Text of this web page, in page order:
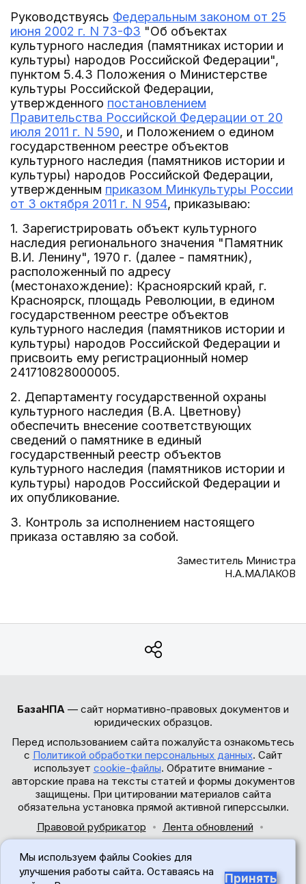
Руководствуясь Федеральным законом от 25
июня 2002 г. N 73-ФЗ "Об объектах
культурного наследия (памятниках истории и
культуры) народов Российской Федерации",
пунктом 5.4.3 Положения о Министерстве
культуры Российской Федерации,
утвержденного постановлением
Правительства Российской Федерации от 20
июля 2011 г. N 590, и Положением о едином
государственном реестре объектов
культурного наследия (памятников истории и
культуры) народов Российской Федерации,
утвержденным приказом Минкультуры России
от 3 октября 2011 г. N 954, приказываю:
1. Зарегистрировать объект культурного
наследия регионального значения "Памятник
В.И. Ленину", 1970 г. (далее - памятник),
расположенный по адресу
(местонахождение): Красноярский край, г.
Красноярск, площадь Революции, в едином
государственном реестре объектов
культурного наследия (памятников истории и
культуры) народов Российской Федерации и
присвоить ему регистрационный номер
241710828000005.
2. Департаменту государственной охраны
культурного наследия (В.А. Цветнову)
обеспечить внесение соответствующих
сведений о памятнике в единый
государственный реестр объектов
культурного наследия (памятников истории и
культуры) народов Российской Федерации и
их опубликование.
3. Контроль за исполнением настоящего
приказа оставляю за собой.
Заместитель Министра
Н.А.МАЛАКОВ
БазаНПА — сайт нормативно-правовых документов и
юридических образцов.
Перед использованием сайта пожалуйста ознакомьтесь
с Политикой обработки персональных данных. Сайт
использует cookie-файлы. Обратите внимание -
авторские права на тексты статей и формы документов
защищены. При цитировании материалов сайта
обязательна установка прямой активной гиперссылки.
Правовой рубрикатор
Лента обновлений
© 2017-2026
Мы используем файлы Cookies для
улучшения работы сайта. Оставаясь на
Принять